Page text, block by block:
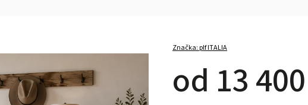
Značka:plf ITALIA
od 13